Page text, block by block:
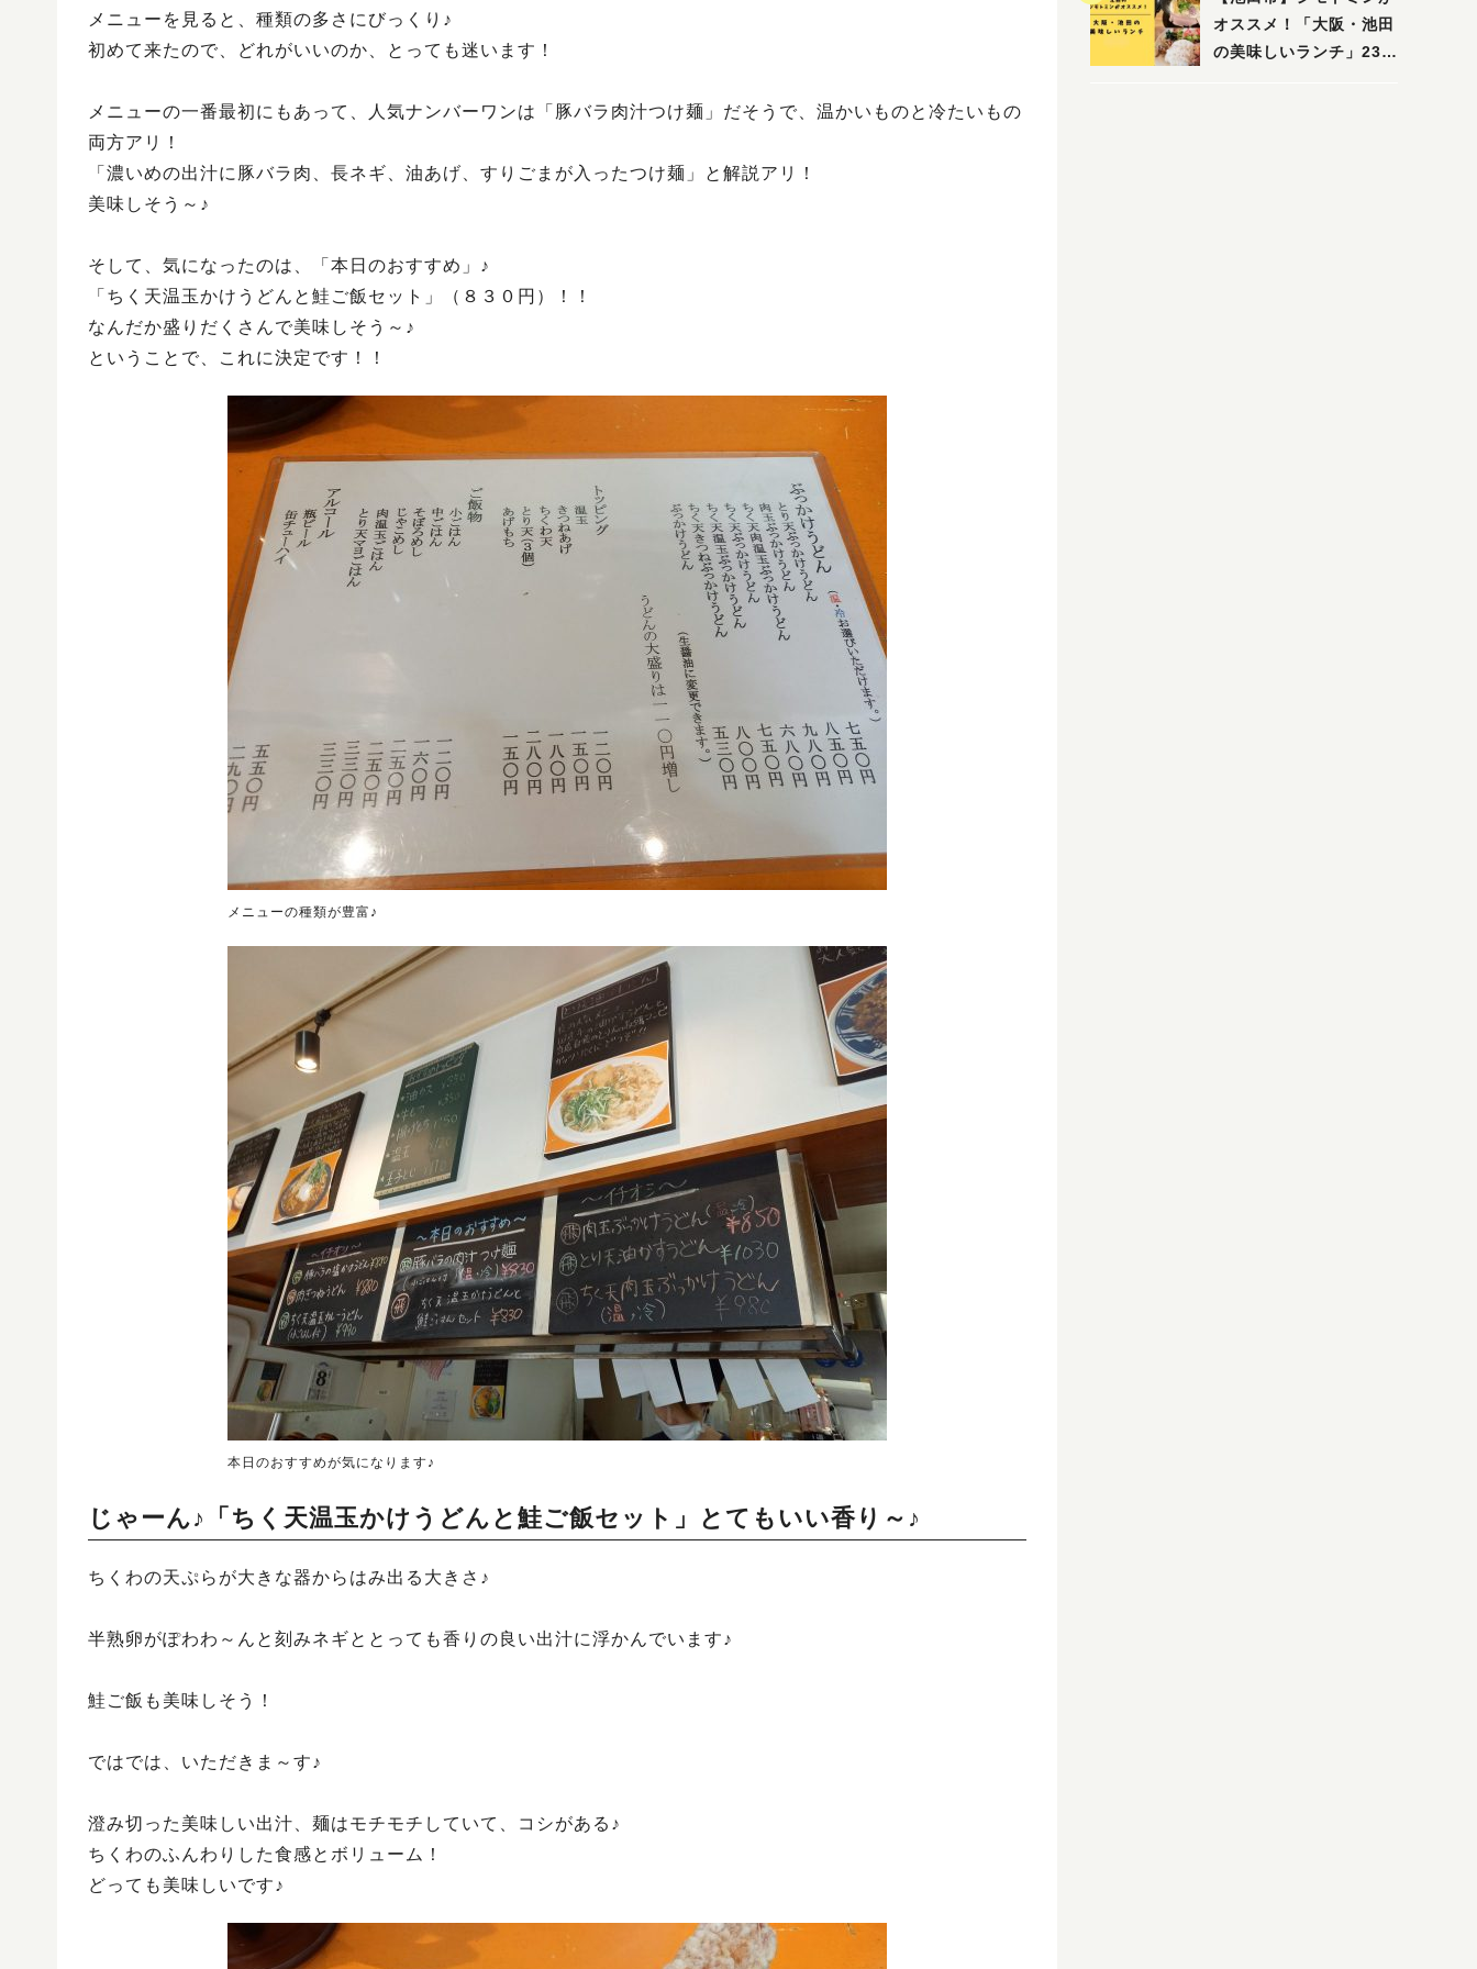
メニューを見ると、種類の多さにびっくり♪
初めて来たので、どれがいいのか、とっても迷います！
メニューの一番最初にもあって、人気ナンバーワンは「豚バラ肉汁つけ麺」だそうで、温かいものと冷たいもの
両方アリ！
「濃いめの出汁に豚バラ肉、長ネギ、油あげ、すりごまが入ったつけ麺」と解説アリ！
美味しそう～♪
そして、気になったのは、「本日のおすすめ」♪
「ちく天温玉かけうどんと鮭ご飯セット」（８３０円）！！
なんだか盛りだくさんで美味しそう～♪
ということで、これに決定です！！
メニューの種類が豊富♪
本日のおすすめが気になります♪
じゃーん♪「ちく天温玉かけうどんと鮭ご飯セット」とてもいい香り～♪
ちくわの天ぷらが大きな器からはみ出る大きさ♪
半熟卵がぽわわ～んと刻みネギととっても香りの良い出汁に浮かんでいます♪
鮭ご飯も美味しそう！
ではでは、いただきま～す♪
澄み切った美味しい出汁、麺はモチモチしていて、コシがある♪
ちくわのふんわりした食感とボリューム！
どっても美味しいです♪
木・池田）
オススメ！「大阪・池田
の美味しいランチ」23